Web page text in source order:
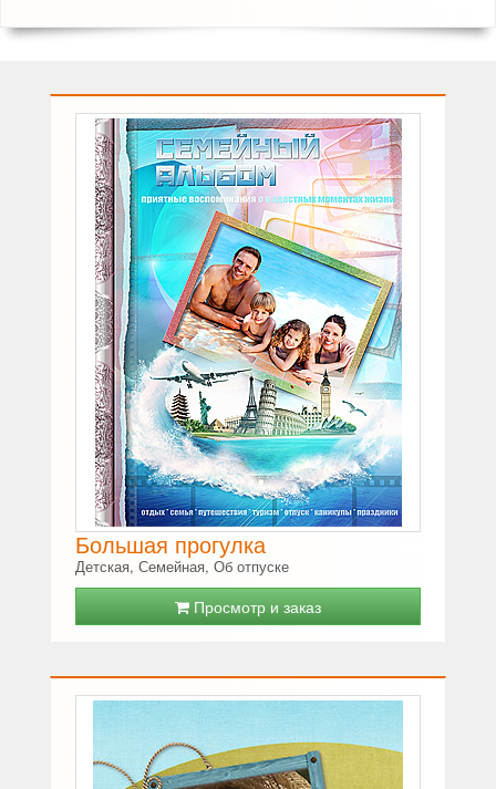
Большая прогулка
Детская, Семейная, Об отпуске
Просмотр и заказ